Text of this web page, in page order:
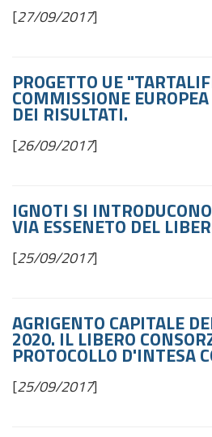
[27/09/2017]
PROGETTO UE
COMMISSIONE
DEI RISULTATI.
[26/09/2017]
IGNOTI SI
VIA ESSENETO DEL
[25/09/2017]
AGRIGENTO CAPITALE
2020. IL LIBERO
PROTOCOLLO D'INTESA
[25/09/2017]